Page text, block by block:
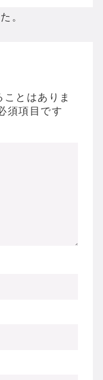
ジェラってなん
。
とはありま
須項目です